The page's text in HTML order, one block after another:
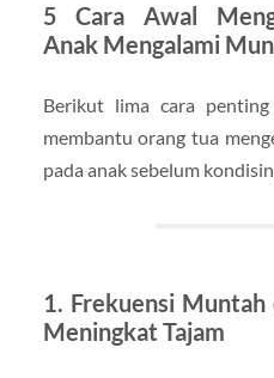
5 Cara Awal
Anak Mengalami
Berikut lima cara
membantu orang tua
pada anak sebelum
1. Frekuensi
Meningkat Tajam